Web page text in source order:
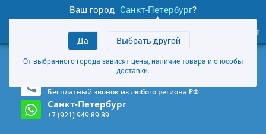
Ваш город Санкт-Петербург?
Да Выбрать другой
От выбранного города зависят цены, наличие товара и способы
доставки.
товаров
Личный кабинет
+7 (921) 949 89 89
Магазин и склад в Санкт-Петербурге (Карта)
Бесплатный звонок из любого региона РФ
Санкт-Петербург
+7 (921) 949 89 89